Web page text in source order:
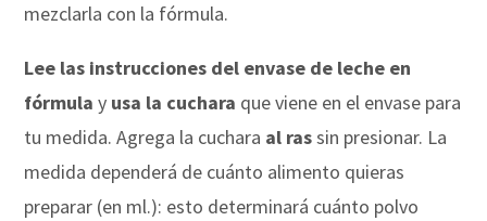
mezclarla con la fórmula.
Lee las instrucciones del envase de leche en
fórmula y usa la cuchara que viene en el envase para
tu medida. Agrega la cuchara al rassin presionar. La
medida dependerá de cuánto alimento quieras
preparar (en ml.): esto determinará cuánto polvo